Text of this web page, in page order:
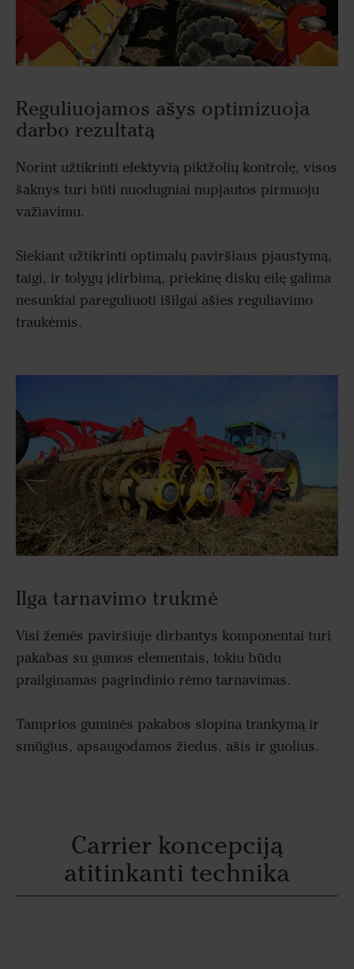
Reguliuojamos ašys optimizuoja
darbo rezultatą
Norint užtikrinti efektyvią piktžolių kontrolę, visos
šaknys turi būti nuodugniai nupjautos pirmuoju
važiavimu.
Siekiant užtikrinti optimalų paviršiaus pjaustymą,
taigi, ir tolygų įdirbimą, priekinę diskų eilę galima
nesunkiai pareguliuoti išilgai ašies reguliavimo
traukėmis.
Ilga tarnavimo trukmė
Visi žemės paviršiuje dirbantys komponentai turi
pakabas su gumos elementais, tokiu būdu
prailginamas pagrindinio rėmo tarnavimas.
Tamprios guminės pakabos slopina trankymą ir
smūgius, apsaugodamos žiedus, ašis ir guolius.
Carrier koncepciją
atitinkanti technika